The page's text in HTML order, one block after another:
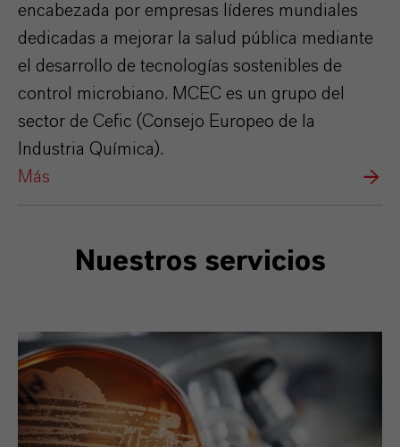
encabezada por empresas líderes mundiales
dedicadas a mejorar la salud pública mediante
el desarrollo de tecnologías sostenibles de
control microbiano. MCEC es un grupo del
sector de Cefic (Consejo Europeo de la
Industria Química).
Más
Nuestros servicios